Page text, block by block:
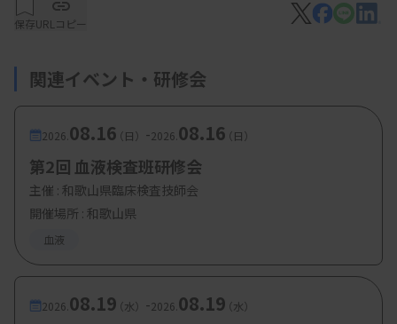
【参加費・定員など】
臨技or兵臨技会員 500円
保存URLコピー
関連イベント・研修会
2026. 08.16（日） -2026. 08.16（日）
第2回 血液検査班研修会
主催 : 和歌山県臨床検査技師会
開催場所 : 和歌山県
血液
2026. 08.19（水） -2026. 08.19（水）